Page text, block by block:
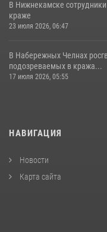
В Нижнекамске
краже
23 июля 2026, 06:47
В Набережных Челнах
подозреваемых в кража...
17 июля 2026, 05:55
НАВИГАЦИЯ
Новости
Карта сайта